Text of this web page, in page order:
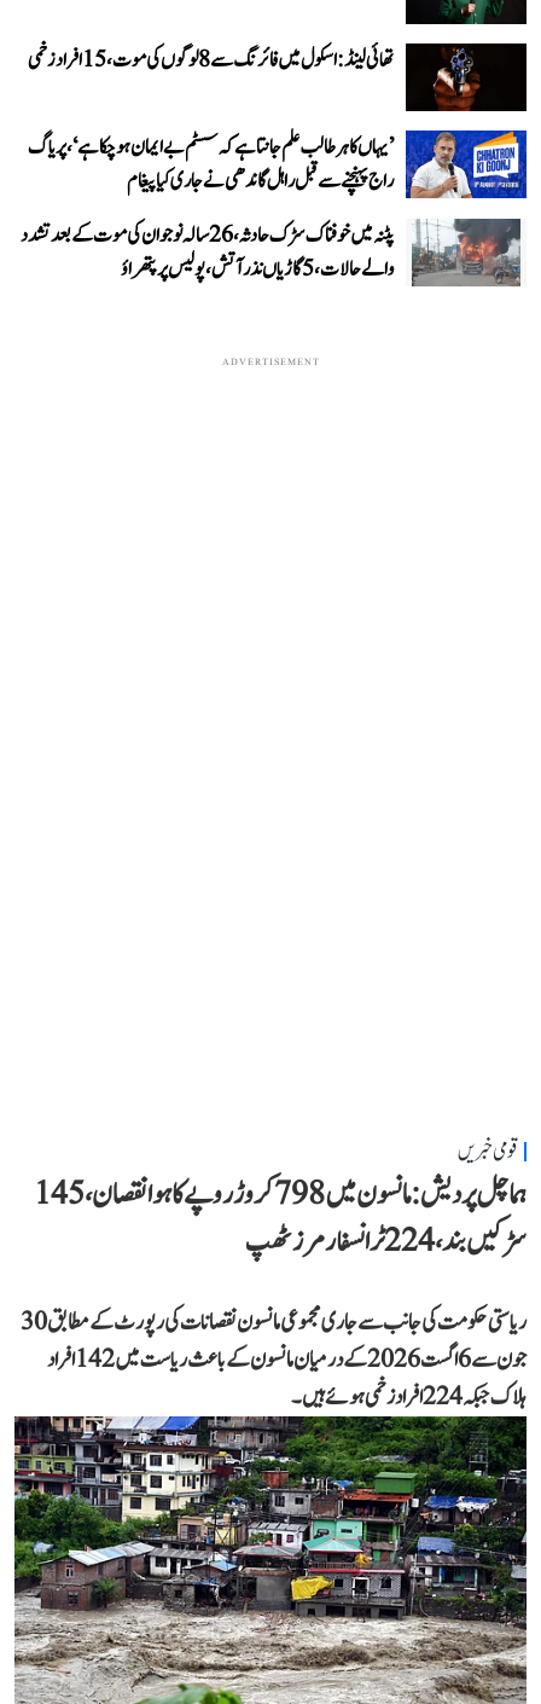
تھائی لینڈ: اسکول میں فائرنگ سے 8 لوگوں کی موت، 15 افراد زخمی
’یہاں کا ہر طالب علم جانتا ہے کہ سسٹم بے ایمان ہو چکا ہے‘، پریاگ
راج پہنچنے سے قبل راہل گاندھی نے جاری کیا پیغام
پٹنہ میں خوفناک سڑک حادثہ، 26 سالہ نوجوان کی موت کے بعد تشدد
والے حالات، 5 گاڑیاں نذر آتش، پولیس پر پتھراؤ
ADVERTISEMENT
قومی خبریں
ہماچل پردیش: مانسون میں 798 کروڑ روپے کا ہوا نقصان، 145
سڑکیں بند، 224 ٹرانسفارمرز ٹھپ
ریاستی حکومت کی جانب سے جاری مجموعی مانسون نقصانات کی رپورٹ کے مطابق 30
جون سے 6 اگست 2026 کے درمیان مانسون کے باعث ریاست میں 142 افراد
ہلاک جبکہ 224 افراد زخمی ہوئے ہیں۔